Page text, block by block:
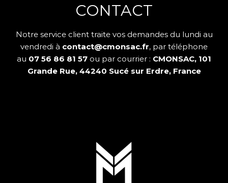
CONTACT
Notre service client traite vos demandes du lundi au
vendredi à contact@cmonsac.fr, par téléphone
au 07 56 86 81 57 ou par courrier : CMONSAC, 101
Grande Rue, 44240 Sucé sur Erdre, France